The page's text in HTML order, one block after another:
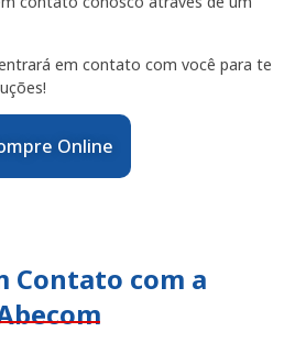
em contato com você para te
Online
Contato com a